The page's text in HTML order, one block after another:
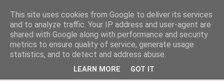
This site uses cookies from Google to deliver its services
and to analyze traffic. Your IP address and user-agent are
shared with Google along with performance and security
metrics to ensure quality of service, generate usage
statistics, and to detect and address abuse.
LEARN MORE GOT IT